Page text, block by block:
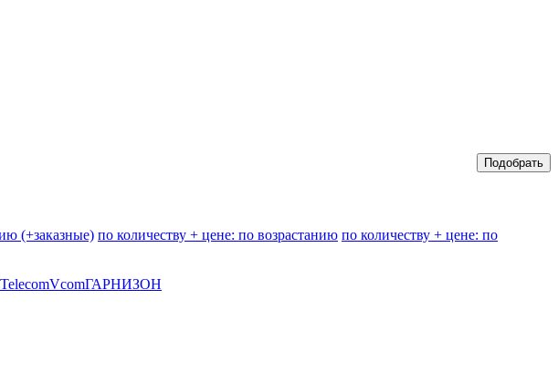
(+заказные) по количеству + цене: по возрастанию по количеству + цене: по
TelecomVcomГАРНИЗОН